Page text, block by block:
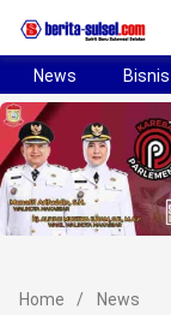
Home
News
Politik
News Bisnis
Home / News